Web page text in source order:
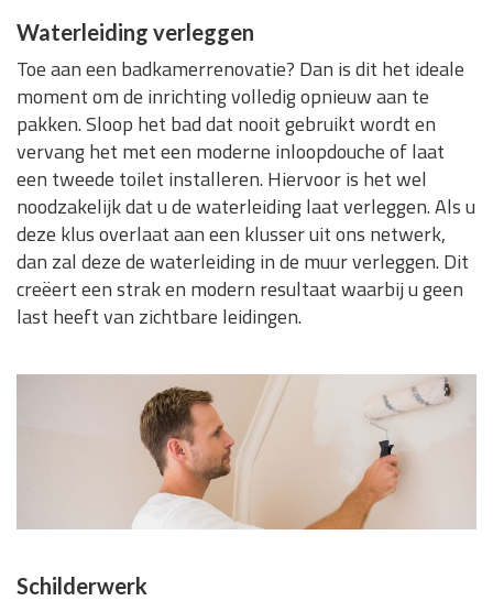
Waterleiding verleggen
Toe aan een badkamerrenovatie? Dan is dit het ideale
moment om de inrichting volledig opnieuw aan te
pakken. Sloop het bad dat nooit gebruikt wordt en
vervang het met een moderne inloopdouche of laat
een tweede toilet installeren. Hiervoor is het wel
noodzakelijk dat u de waterleiding laat verleggen. Als u
deze klus overlaat aan een klusser uit ons netwerk,
dan zal deze de waterleiding in de muur verleggen. Dit
creëert een strak en modern resultaat waarbij u geen
last heeft van zichtbare leidingen.
Schilderwerk